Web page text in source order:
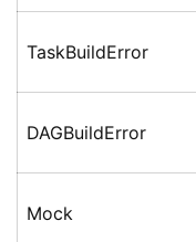
TaskBuildError
DAGBuildError
Mock